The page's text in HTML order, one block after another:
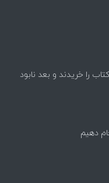
را خریدند و بعد نابود
دهیم